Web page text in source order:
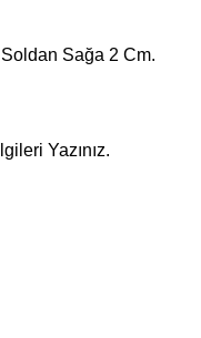
Sağa 2 Cm.
Yazınız.